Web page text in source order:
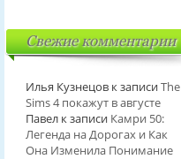
Свежие комментарии
Илья Кузнецовк записиThe
Sims 4 покажут в августе
Павелк записи Камри 50:
Легенда на Дорогах и Как
Она Изменила Понимание